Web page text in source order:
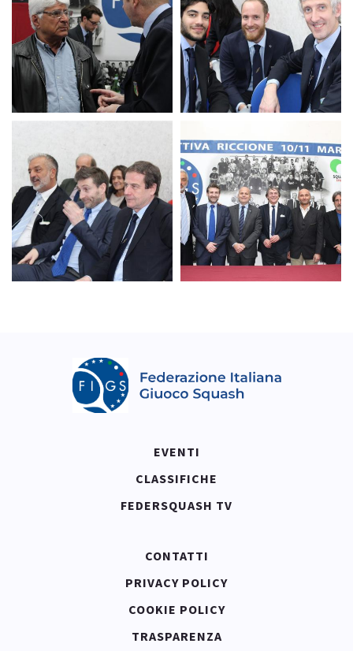
EVENTI
CLASSIFICHE
FEDERSQUASH TV
CONTATTI
PRIVACY POLICY
COOKIE POLICY
TRASPARENZA